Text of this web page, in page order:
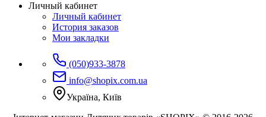
Личный кабинет
Личный кабинет
История заказов
Мои закладки
(050)933-3878
info@shopix.com.ua
Україна, Київ